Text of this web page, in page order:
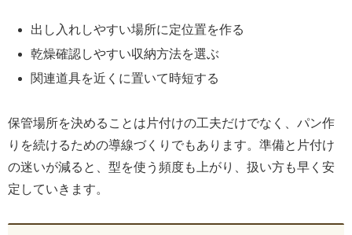
出し入れしやすい場所に定位置を作る
乾燥確認しやすい収納方法を選ぶ
関連道具を近くに置いて時短する
保管場所を決めることは片付けの工夫だけでなく、パン作
りを続けるための導線づくりでもあります。準備と片付け
の迷いが減ると、型を使う頻度も上がり、扱い方も早く安
定していきます。